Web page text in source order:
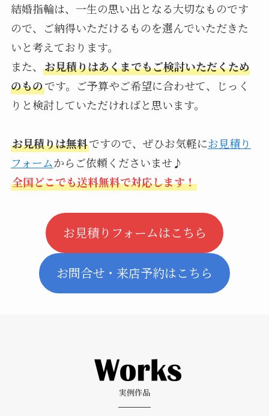
結婚指輪は、一生の思い出となる大切なものです
ので、ご納得いただけるものを選んでいただきた
いと考えております。
また、 お見積りはあくまでもご検討いただくため
のものです。ご予算やご希望に合わせて、じっく
りと検討していただければと思います。
お見積りは無料ですので、ぜひお気軽にお見積り
フォームからご依頼くださいませ♪
全国どこでも送料無料で対応します！
お見積りフォームはこちら
お問合せ・来店予約はこちら
実例作品